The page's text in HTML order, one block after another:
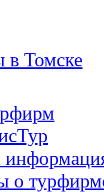
в Томске
о